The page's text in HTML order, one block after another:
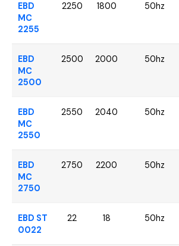
EBD
MC
2255
2250 1800 50hz
EBD
MC
2500
2500 2000 50hz
EBD
MC
2550
2550 2040 50hz
EBD
MC
2750
2750 2200 50hz
EBD ST
0022
22 18 50hz